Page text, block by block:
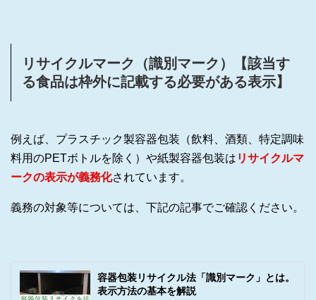
リサイクルマーク（識別マーク）【該当す
る食品は枠外に記載する必要がある表示】
例えば、プラスチック製容器包装（飲料、酒類、特定調味
料用のPETボトルを除く）や紙製容器包装は リサイクルマ
ークの表示が義務化されています。
義務の対象等については、下記の記事でご確認ください。
容器包装リサイクル法「識別マーク」とは。
表示方法の基本を解説